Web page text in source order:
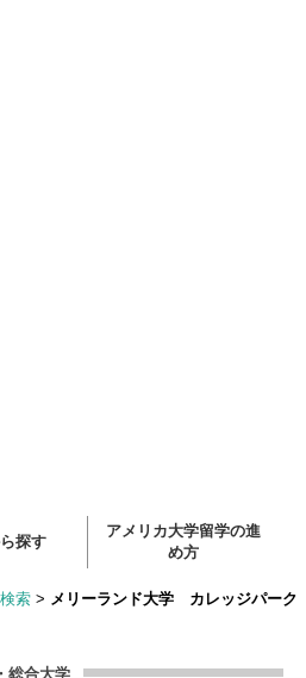
探す
アメリカ大学留学の進
め方
索 > メリーランド大学 カレッジパーク
・総合大学